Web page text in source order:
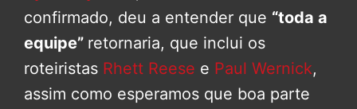
confirmado, deu a entender que “toda a
equipe” retornaria, que inclui os
roteiristas Rhett Reese e Paul Wernick,
assim como esperamos que boa parte